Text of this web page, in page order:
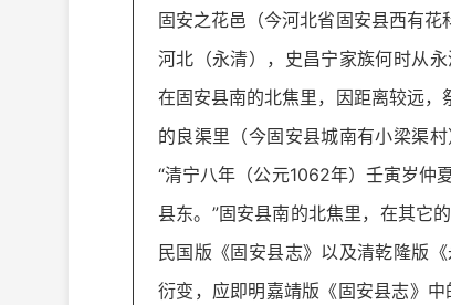
固安之花邑（今河北省固安县西有花
河北（永清），史昌宁家族何时从
在固安县南的北焦里，因距离较远，
的良渠里（今固安县城南有小梁渠
“清宁八年（公元1062年）壬寅岁仲
县东。”固安县南的北焦里，在其它
民国版《固安县志》以及清乾隆版
衍变，应即明嘉靖版《固安县志》